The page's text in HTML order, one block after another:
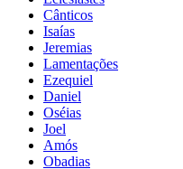
Cânticos
Isaías
Jeremias
Lamentações
Ezequiel
Daniel
Oséias
Joel
Amós
Obadias